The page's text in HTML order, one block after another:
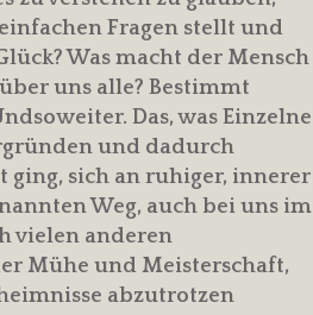
Fragen stellt und
Was macht der Mensch
uns alle? Bestimmt
Das, was Einzelne
und dadurch
sich an ruhiger, innerer
Weg, auch bei uns im
vielen anderen
Mühe und Meisterschaft,
abzutrotzen